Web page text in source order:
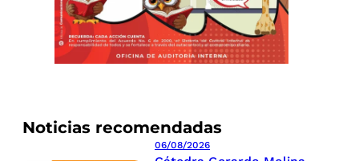
Noticias recomendadas
06/08/2026